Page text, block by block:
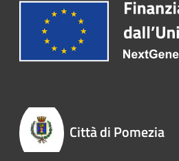
Città di Pomezia